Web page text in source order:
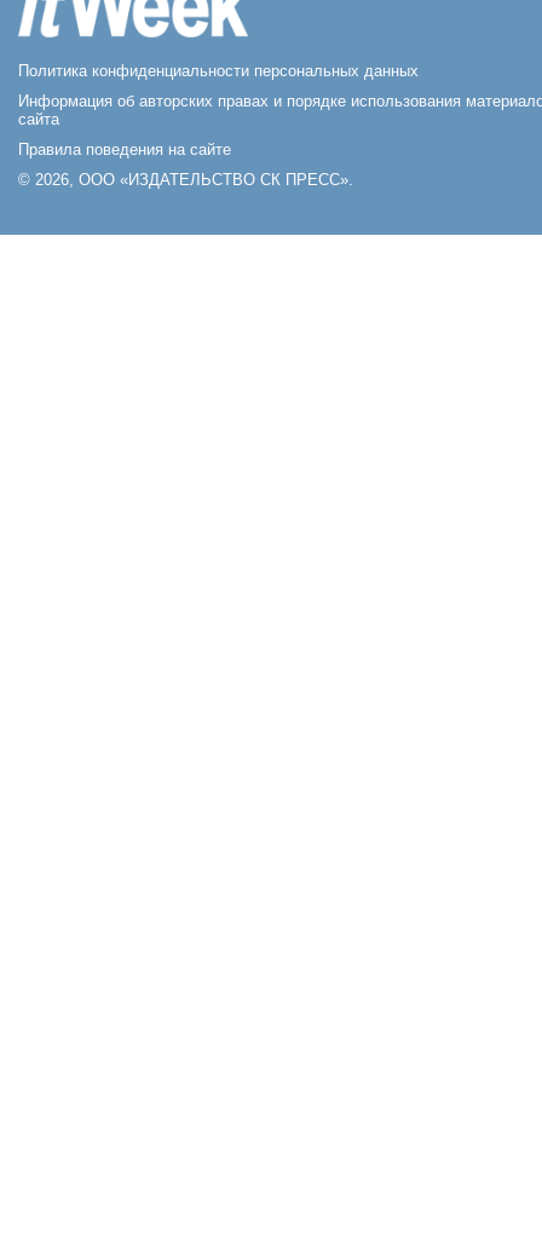
Политика конфиденциальности персональных данных
Информация об авторских правах и порядке использования
сайта
Правила поведения на сайте
© 2026, ООО «ИЗДАТЕЛЬСТВО СК ПРЕСС».